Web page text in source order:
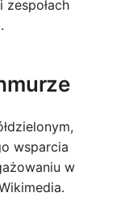
(Brasil)
wsparcia
w